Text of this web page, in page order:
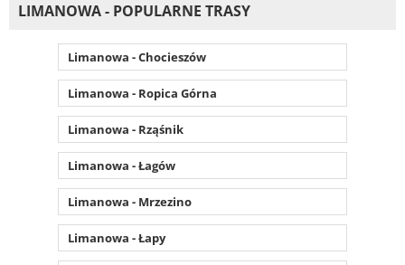
LIMANOWA - POPULARNE TRASY
Limanowa - Chocieszów
Limanowa - Ropica Górna
Limanowa - Rząśnik
Limanowa - Łagów
Limanowa - Mrzezino
Limanowa - Łapy